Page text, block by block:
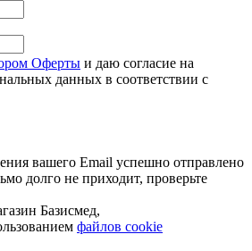
Оферты и даю согласие на
данных в соответствии с
вашего Email успешно отправлено
долго не приходит, проверьте
Базисмед,
файлов cookie